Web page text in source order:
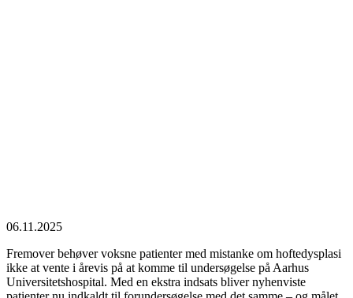
06.11.2025
Fremover behøver voksne patienter med mistanke om hoftedysplasi
ikke at vente i årevis på at komme til undersøgelse på Aarhus
Universitetshospital. Med en ekstra indsats bliver nyhenviste